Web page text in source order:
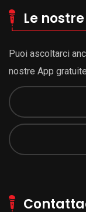
Le
Puoi ascoltarci
nostre App